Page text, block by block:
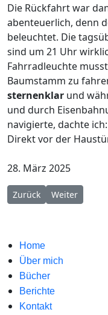
Die Rückfahrt war
abenteuerlich, denn
beleuchtet. Die
sind um 21 Uhr
Fahrradleuchte
Baumstamm zu
sternenklar und
und durch
navigierte, dachte
Direkt vor der
28. März 2025
Vorheriger Beitrag: Der
Zurück Nächster
Weiter
Home
Über mich
Bücher
Berichte
Kontakt